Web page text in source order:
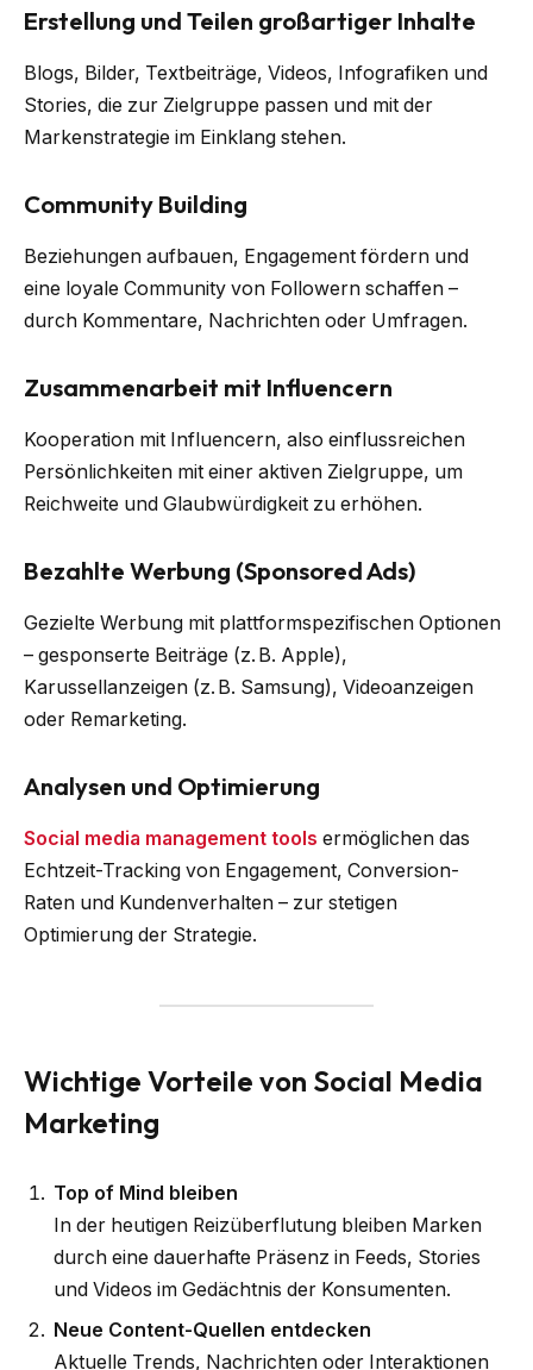
Erstellung und Teilen großartiger Inhalte
Blogs, Bilder, Textbeiträge, Videos, Infografiken und
Stories, die zur Zielgruppe passen und mit der
Markenstrategie im Einklang stehen.
Community Building
Beziehungen aufbauen, Engagement fördern und
eine loyale Community von Followern schaffen –
durch Kommentare, Nachrichten oder Umfragen.
Zusammenarbeit mit Influencern
Kooperation mit Influencern, also einflussreichen
Persönlichkeiten mit einer aktiven Zielgruppe, um
Reichweite und Glaubwürdigkeit zu erhöhen.
Bezahlte Werbung (Sponsored Ads)
Gezielte Werbung mit plattformspezifischen Optionen
– gesponserte Beiträge (z. B. Apple),
Karussellanzeigen (z. B. Samsung), Videoanzeigen
oder Remarketing.
Analysen und Optimierung
Social media management tools ermöglichen das
Echtzeit-Tracking von Engagement, Conversion-
Raten und Kundenverhalten – zur stetigen
Optimierung der Strategie.
Wichtige Vorteile von Social Media
Marketing
Top of Mind bleiben
In der heutigen Reizüberflutung bleiben Marken
durch eine dauerhafte Präsenz in Feeds, Stories
und Videos im Gedächtnis der Konsumenten.
Neue Content-Quellen entdecken
Aktuelle Trends, Nachrichten oder Interaktionen